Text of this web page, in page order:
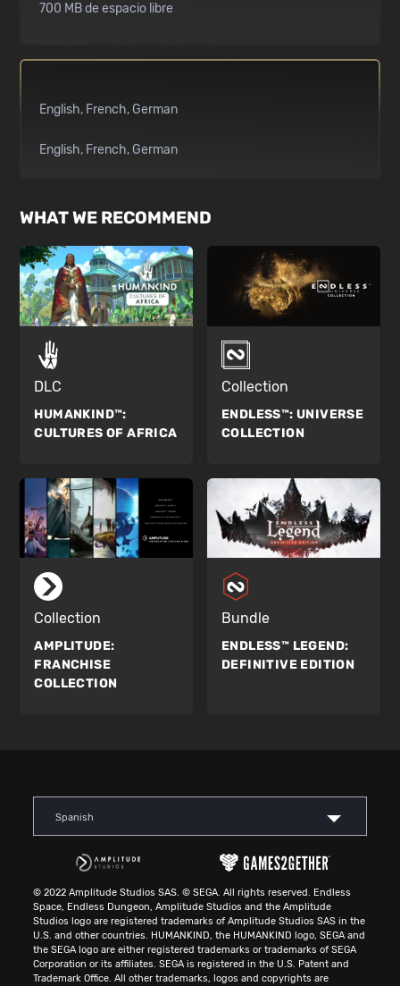
700 MB de espacio libre
English French German
English French German
WHAT WE RECOMMEND
DLC
HUMANKIND™:
CULTURES OF AFRICA
Collection
ENDLESS™: UNIVERSE
COLLECTION
Collection
AMPLITUDE:
FRANCHISE
COLLECTION
Bundle
ENDLESS™ LEGEND:
DEFINITIVE EDITION
Spanish
© 2022 Amplitude Studios SAS. © SEGA. All rights reserved. Endless
Space, Endless Dungeon, Amplitude Studios and the Amplitude
Studios logo are registered trademarks of Amplitude Studios SAS in the
U.S. and other countries. HUMANKIND, the HUMANKIND logo, SEGA and
the SEGA logo are either registered trademarks or trademarks of SEGA
Corporation or its affiliates. SEGA is registered in the U.S. Patent and
Trademark Office. All other trademarks, logos and copyrights are